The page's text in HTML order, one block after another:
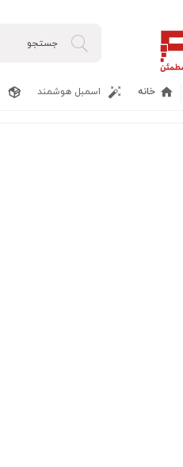
خانه اسمبل هوشمند